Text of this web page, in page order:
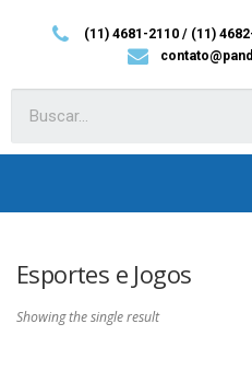
(11) 4681-2110 / (11)
Esportes e Jogos
Showing the single result